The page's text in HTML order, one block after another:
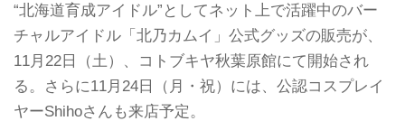
“北海道育成アイドル”としてネット上で活躍中のバー
チャルアイドル「北乃カムイ」公式グッズの販売が、
11月22日（土）、コトブキヤ秋葉原館にて開始され
る。さらに11月24日（月・祝）には、公認コスプレイ
ヤーShihoさんも来店予定。